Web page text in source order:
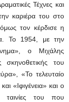
Τέχνες και
καριέρα του στο
τον κέρδισε η
Το 1954, με την
ο Μιχάλης
του
«Το τελευταίο
«Ιφιγένεια» και ο
ταινίες του που